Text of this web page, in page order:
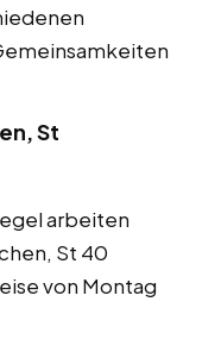
St
arbeiten
St 40
von Montag